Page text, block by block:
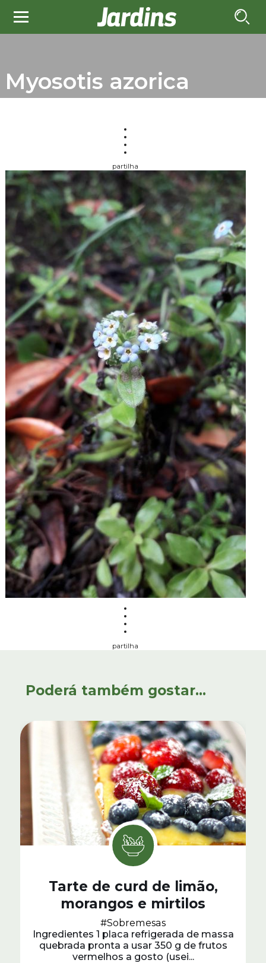
Myosotis azorica
partilha
partilha
Poderá também gostar...
Tarte de curd de limão,
morangos e mirtilos
#Sobremesas
Ingredientes 1 placa refrigerada de massa
quebrada pronta a usar 350 g de frutos
vermelhos a gosto (usei...